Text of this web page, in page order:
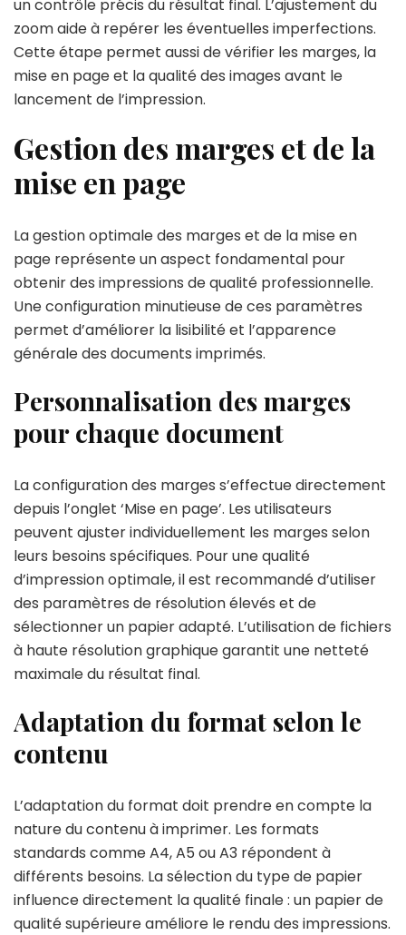
un contrôle précis du résultat final. L’ajustement du
zoom aide à repérer les éventuelles imperfections.
Cette étape permet aussi de vérifier les marges, la
mise en page et la qualité des images avant le
lancement de l’impression.
Gestion des marges et de la
mise en page
La gestion optimale des marges et de la mise en
page représente un aspect fondamental pour
obtenir des impressions de qualité professionnelle.
Une configuration minutieuse de ces paramètres
permet d’améliorer la lisibilité et l’apparence
générale des documents imprimés.
Personnalisation des marges
pour chaque document
La configuration des marges s’effectue directement
depuis l’onglet ‘Mise en page’. Les utilisateurs
peuvent ajuster individuellement les marges selon
leurs besoins spécifiques. Pour une qualité
d’impression optimale, il est recommandé d’utiliser
des paramètres de résolution élevés et de
sélectionner un papier adapté. L’utilisation de fichiers
à haute résolution graphique garantit une netteté
maximale du résultat final.
Adaptation du format selon le
contenu
L’adaptation du format doit prendre en compte la
nature du contenu à imprimer. Les formats
standards comme A4, A5 ou A3 répondent à
différents besoins. La sélection du type de papier
influence directement la qualité finale : un papier de
qualité supérieure améliore le rendu des impressions.